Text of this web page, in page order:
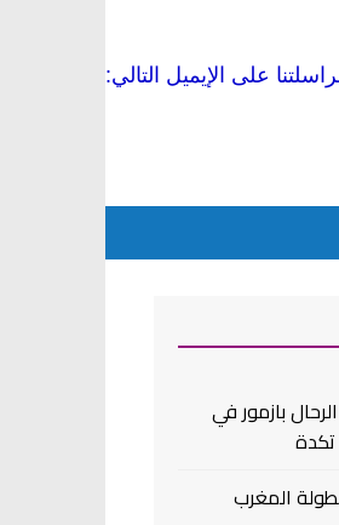
على الإيميل التالي:
بازمور في
المغرب